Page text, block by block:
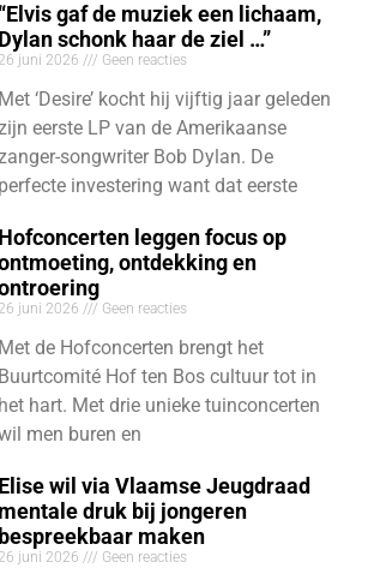
“Elvis gaf de muziek een lichaam,
Dylan schonk haar de ziel …”
juni 2026 Geen reacties
Met ‘Desire’ kocht hij vijftig jaar geleden
eerste LP van de Amerikaanse
songwriter Bob Dylan. De
perfecte investering want dat eerste
Hofconcerten leggen focus op
ontdekking en
juni 2026 Geen reacties
Met de Hofconcerten brengt het
Buurtcomité Hof ten Bos cultuur tot in
het hart. Met drie unieke tuinconcerten
men buren en
Elise wil via Vlaamse Jeugdraad
mentale druk bij jongeren
bespreekbaar maken
juni 2026 Geen reacties